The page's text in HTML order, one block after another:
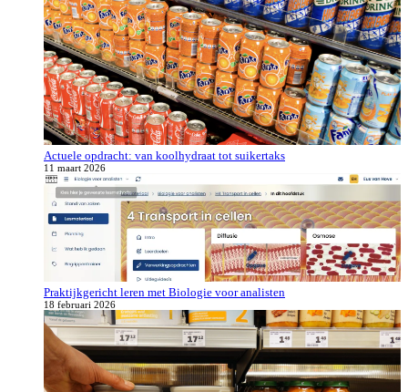
Actuele opdracht: van koolhydraat tot suikertaks
11 maart 2026
Praktijkgericht leren met Biologie voor analisten
18 februari 2026